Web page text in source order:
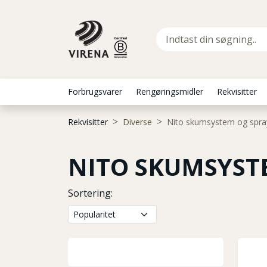
Forbrugsvarer Rengøringsmidler Rekvisitter
Rekvisitter Diverse Nito skumsystem og
NITO
Sortering: